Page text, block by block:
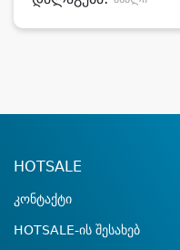
HOTSALE
კონტაქტი
HOTSALE-ის შესახებ